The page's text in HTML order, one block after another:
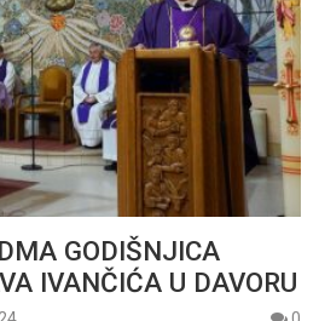
GODIŠNJICA
IVANČIĆA U DAVORU